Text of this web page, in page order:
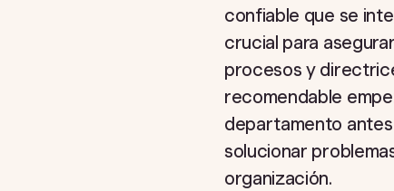
confiable que se
crucial para
procesos y
recomendable
departamento
solucionar
organización.